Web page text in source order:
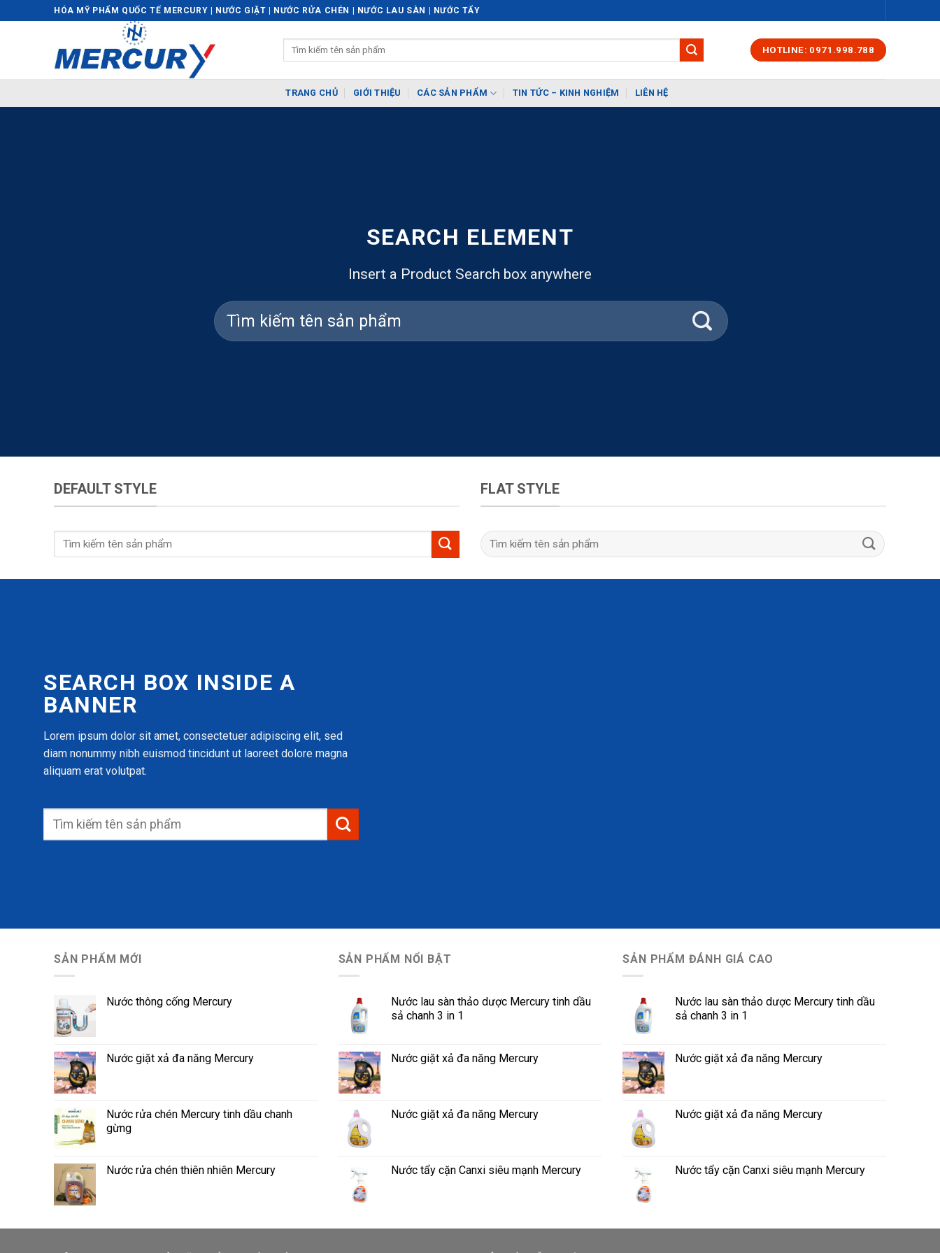
to
HÓA MỸ PHẨM QUỐC TẾ MERCURY | NƯỚC GIẶT | NƯỚC RỬA CHÉN | NƯỚC LAU SÀN | NƯỚC TẨY
HOTLINE: 0971.998.788
TRANG CHỦ GIỚI THIỆU CÁC SẢN PHẨM TIN TỨC – KINH NGHIỆM LIÊN HỆ
SEARCH ELEMENT
Insert a Product Search box anywhere
DEFAULT STYLE FLAT STYLE
SEARCH BOX INSIDE A
BANNER
Lorem ipsum dolor sit amet, consectetuer adipiscing elit, sed
diam nonummy nibh euismod tincidunt ut laoreet dolore magna
aliquam erat volutpat.
SẢN PHẨM MỚI
Nước thông cống Mercury
Nước giặt xả đa năng Mercury
Nước rửa chén Mercury tinh dầu chanh
gừng
Nước rửa chén thiên nhiên Mercury
SẢN PHẨM NỔI BẬT
Nước lau sàn thảo dược Mercury tinh dầu
sả chanh 3 in 1
Nước giặt xả đa năng Mercury
Nước giặt xả đa năng Mercury
Nước tẩy cặn Canxi siêu mạnh Mercury
SẢN PHẨM ĐÁNH GIÁ CAO
Nước lau sàn thảo dược Mercury tinh dầu
sả chanh 3 in 1
Nước giặt xả đa năng Mercury
Nước giặt xả đa năng Mercury
Nước tẩy cặn Canxi siêu mạnh Mercury